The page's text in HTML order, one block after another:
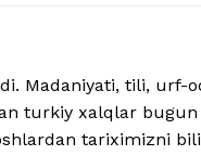
Madaniyati, tili, urf-
turkiy xalqlar
tariximizni